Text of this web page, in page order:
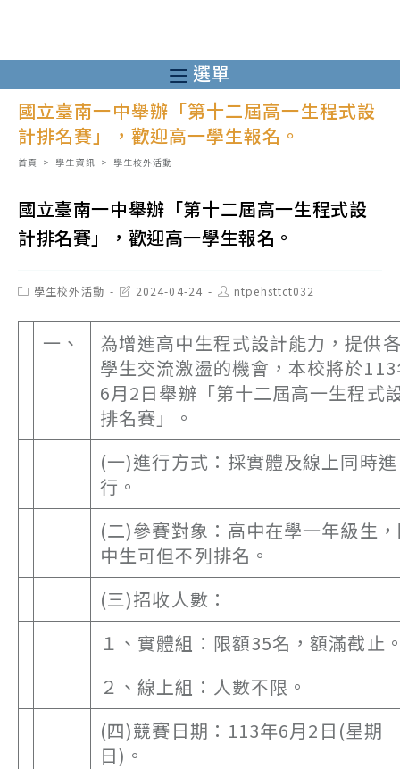
至
主
選單
國立臺南一中舉辦「第十二屆高一生程式設
計排名賽」，歡迎高一學生報名。
首頁 > 學生資訊 > 學生校外活動
國立臺南一中舉辦「第十二屆高一生程式設
計排名賽」，歡迎高一學生報名。
Post學生校外活動
Post2024-04-24
Post
author:
ntpehsttct032
一、
為增進高中生程式設計能力，提供
學生交流激盪的機會，本校將於
6月2日舉辦「第十二屆高一生程式
排名賽」。
(一)進行方式：採實體及線上同時進
行。
(二)參賽對象：高中在學一年級生
中生可但不列排名。
(三)招收人數：
１、實體組：限額35名，額滿截止
２、線上組：人數不限。
(四)競賽日期：113年6月2日(星期
日)。